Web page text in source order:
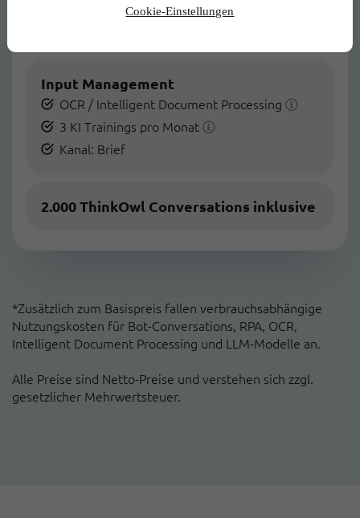
Cookie-Einstellungen
Input Management
OCR / Intelligent Document Processing
3 KI Trainings pro Monat
Kanal: Brief
2.000 ThinkOwl Conversations inklusive
*Zusätzlich zum Basispreis fallen verbrauchsabhängige
Nutzungskosten für Bot-Conversations, RPA, OCR,
Intelligent Document Processing und LLM-Modelle an.
Alle Preise sind Netto-Preise und verstehen sich zzgl.
gesetzlicher Mehrwertsteuer.